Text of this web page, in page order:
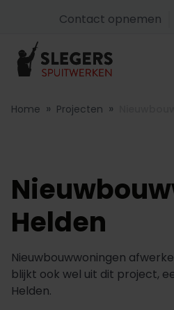
Contact opnemen
Home » Projecten »
Helden
Nieuwbouwwoningen
blijkt ook wel uit dit project,
Helden.